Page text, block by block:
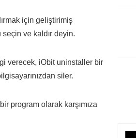
için geliştirimiş
seçin ve kaldır deyin.
verecek, iObit uninstaller bir
siler.
program olarak karşımıza